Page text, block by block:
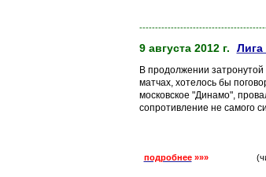
9 августа 2012 г.
В продолжении
матчах, хотелось бы
московское "Динамо",
сопротивление не самого
подробнее »»»